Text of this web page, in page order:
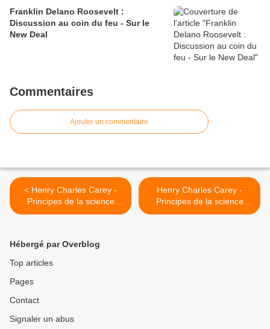
Franklin Delano Roosevelt :
Discussion au coin du feu - Sur le
New Deal
Commentaires
Ajouter un commentaire
< Henry Charles Carey -
Principes de la science
sociale - Tome I - Chapitre
Henry Charles Carey -
Principes de la science
sociale - Tome I - Chapitre
Hébergé par Overblog
Top articles
Pages
Contact
Signaler un abus